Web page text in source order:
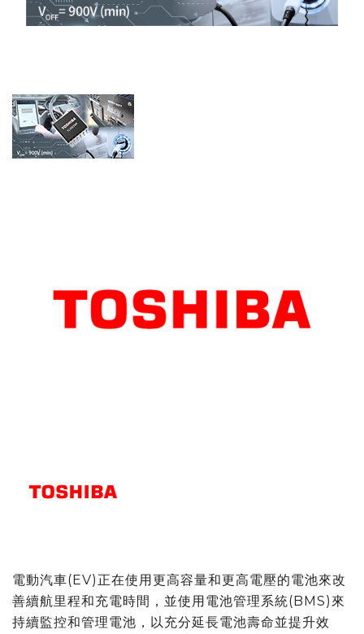
電動汽車(EV)正在使用更高容量和更高電壓的電池來改
善續航里程和充電時間，並使用電池管理系統(BMS)來
持續監控和管理電池，以充分延長電池壽命並提升效